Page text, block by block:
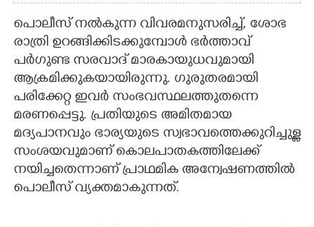
പൊലീസ് നൽകുന്ന വിവരമനുസരിച്ച്, ശോഭ
രാത്രി ഉറങ്ങിക്കിടക്കുമ്പോൾ ഭർത്താവ്
പർഗുണ്ട സരവാദ് മാരകായുധവുമായി
ആക്രമിക്കുകയായിരുന്നു. ഗുരുതരമായി
പരിക്കേറ്റ ഇവർ സംഭവസ്ഥലത്തുതന്നെ
മരണപ്പെട്ടു. പ്രതിയുടെ അമിതമായ
മദ്യപാനവും ഭാര്യയുടെ സ്വഭാവത്തെക്കുറിച്ചുള്ള
സംശയവുമാണ് കൊലപാതകത്തിലേക്ക്
നയിച്ചതെന്നാണ് പ്രാഥമിക അന്വേഷണത്തിൽ
പൊലീസ് വ്യക്തമാകുന്നത്.